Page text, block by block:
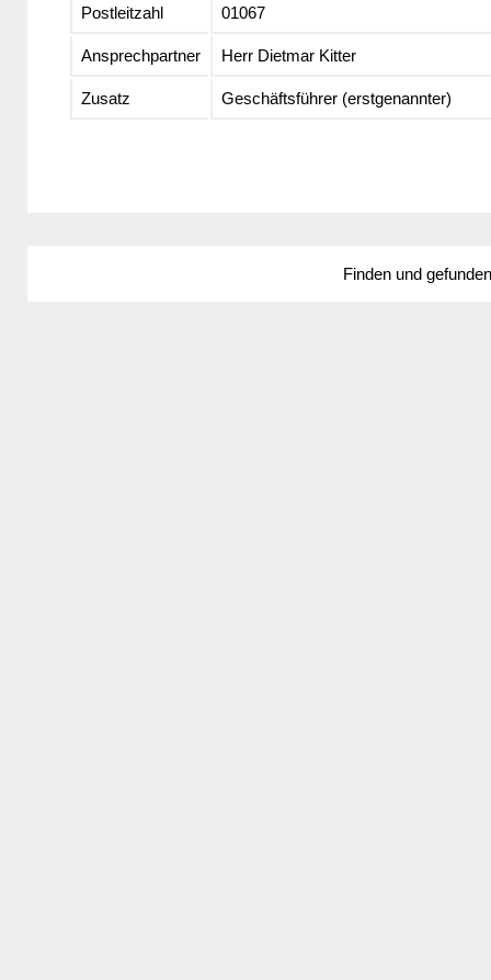
Postleitzahl 01067
Ansprechpartner Herr Dietmar Kitter
Zusatz Geschäftsführer (erstgenannter)
Finden und